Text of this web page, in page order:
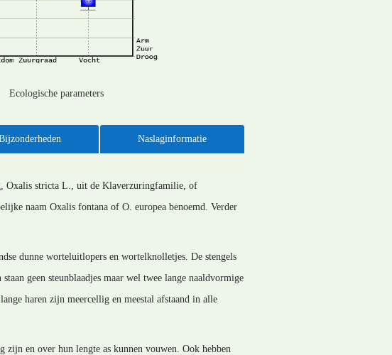
Ecologische parameters
Naslaginformatie
Oxalis stricta L., uit de Klaverzuringfamilie, of
naam Oxalis fontana of O. europea benoemd. Verder
dunne worteluitlopers en wortelknolletjes. De stengels
geen steunblaadjes maar wel twee lange naaldvormige
haren zijn meercellig en meestal afstaand in alle
en over hun lengte as kunnen vouwen. Ook hebben